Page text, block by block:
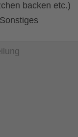
backen etc.)
Sonstiges